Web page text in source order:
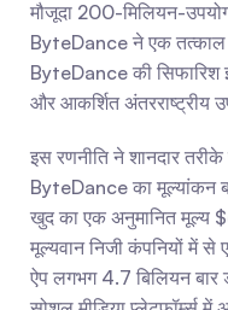
मौजूदा 200-मिलियन-
ByteDance ने एक तत्काल
ByteDance की सिफारिश
और आकर्शित अंतरराष्ट्रीय
इस रणनीति ने शानदार
ByteDance का मूल्यांकन
खुद का एक अनुमानित मूल्य
मूल्यवान निजी कंपनियों में
ऐप लगभग 4.7 बिलियन बार